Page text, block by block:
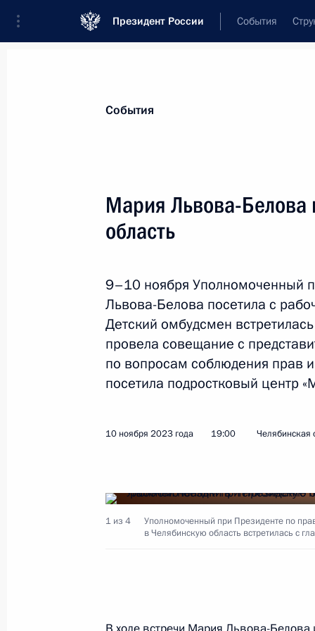
Президент России События
осуществляющим уход за детьми-
с детства I группы
1 декабря 2023 года, 22:00
Мария Львова-Белова посетила
27 октября 2023 года, 12:00
События
Мария Львова-Белова
область
9–10 ноября Уполномоченный
Львова-Белова посетила с
Детский омбудсмен
провела совещание с
по вопросам соблюдения прав
посетила подростковый центр
10 ноября 2023 года 19:00 Челябинская
1 из 4
Уполномоченный при Президенте по
в Челябинскую область встретилась с